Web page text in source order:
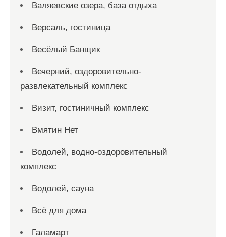
Валяевские озера, база отдыха
Версаль, гостиница
Весёлый Банщик
Вечерний, оздоровительно-
развлекательный комплекс
Визит, гостиничный комплекс
Вмятин Нет
Водолей, водно-оздоровительный
комплекс
Водолей, сауна
Всё для дома
Галамарт